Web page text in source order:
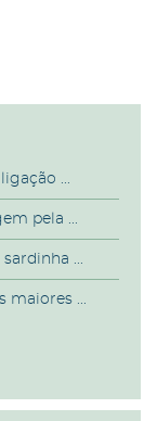
...
pela ...
...
...